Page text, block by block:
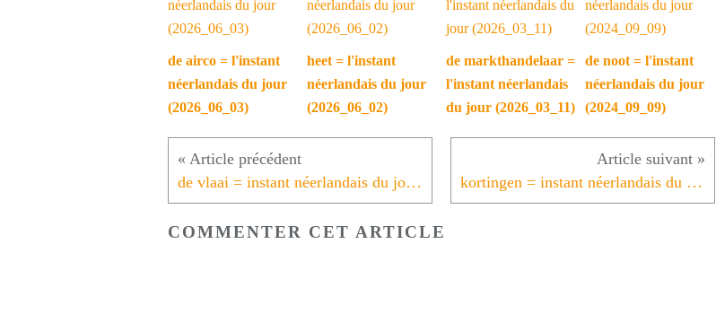
de airco = l'instant
néerlandais du jour
(2026_06_03)
heet = l'instant
néerlandais du jour
(2026_06_02)
de markthandelaar =
l'instant néerlandais
du jour (2026_03_11)
de noot = l'instant
néerlandais du jour
(2024_09_09)
de vlaai = instant néerlandais du jour (2022_01_28) kortingen = instant néerlandais du jour (2022_02_01)
COMMENTER CET ARTICLE